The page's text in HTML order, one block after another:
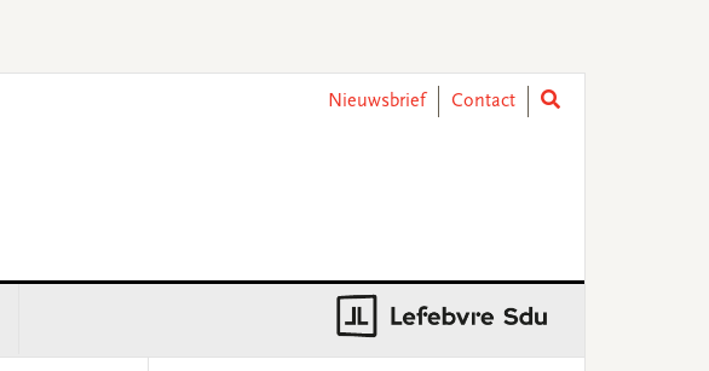
Nieuwsbrief
Contact